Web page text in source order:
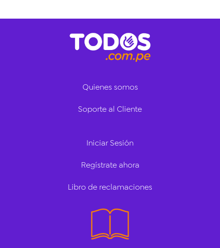
Quienes somos
Soporte al Cliente
Iniciar Sesión
Regístrate ahora
Libro de reclamaciones